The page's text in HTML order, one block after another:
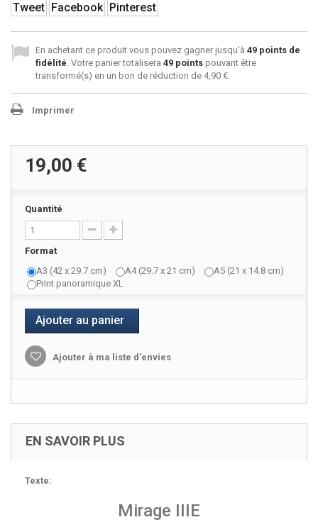
Tweet Facebook Pinterest
En achetant ce produit vous pouvez gagner jusqu'à 49 points de
fidélité. Votre panier totalisera 49 points pouvant être
transformé(s) en un bon de réduction de 4,90 €.
Imprimer
19,00 €
Quantité
Format
A3 (42 x 29.7 cm)
A4 (29.7 x 21 cm)
A5 (21 x 14.8 cm)
Print panoramique XL
Ajouter au panier
Ajouter à ma liste d'envies
EN SAVOIR PLUS
Texte:
Mirage IIIE